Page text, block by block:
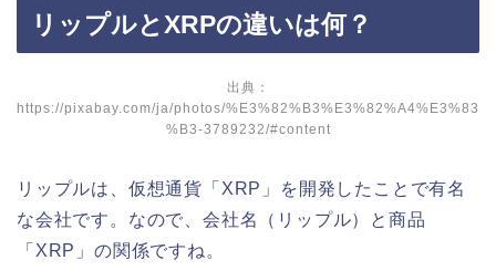
リップルとXRPの違いは何？
出典：
https://pixabay.com/ja/photos/%E3%82%B3%E3%82%A4%E3%83
%B3-3789232/#content
リップルは、仮想通貨「XRP」を開発したことで有名
な会社です。なので、会社名（リップル）と商品
「XRP」の関係ですね。